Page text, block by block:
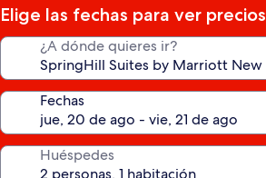
Elige las fechas para ver precios
¿A dónde quieres ir?
Fechas
Huéspedes